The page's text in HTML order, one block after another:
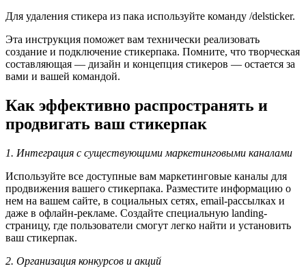
Для удаления стикера из пака используйте команду /delsticker.
Эта инструкция поможет вам технически реализовать
создание и подключение стикерпака. Помните, что творческая
составляющая — дизайн и концепция стикеров — остается за
вами и вашей командой.
Как эффективно распространять и
продвигать ваш стикерпак
1. Интеграция с существующими маркетинговыми каналами
Используйте все доступные вам маркетинговые каналы для
продвижения вашего стикерпака. Разместите информацию о
нем на вашем сайте, в социальных сетях, email-рассылках и
даже в офлайн-рекламе. Создайте специальную landing-
страницу, где пользователи смогут легко найти и установить
ваш стикерпак.
2. Организация конкурсов и акций